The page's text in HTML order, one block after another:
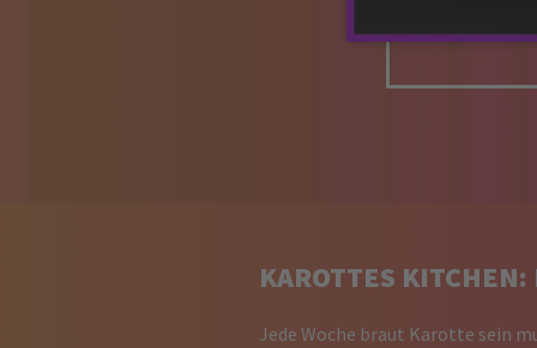
KAROTTES
Jede Woche braut Karotte sein